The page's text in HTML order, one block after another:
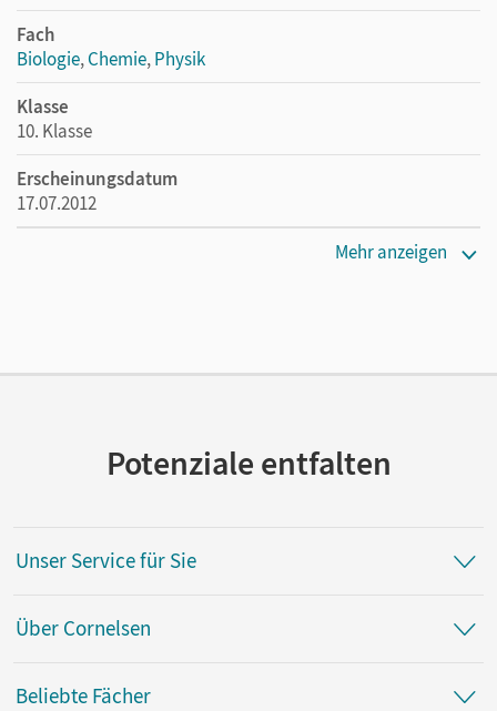
Fach
Biologie,Chemie,Physik
Klasse
10. Klasse
Erscheinungsdatum
17.07.2012
Mehr anzeigen
Potenziale entfalten
Unser Service für Sie
Über Cornelsen
Beliebte Fächer